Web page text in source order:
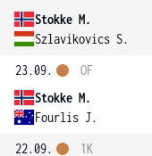
Stokke M.
Szlavikovics S.
23.09.
Stokke M.
Fourlis J.
OF
22.09.
1K